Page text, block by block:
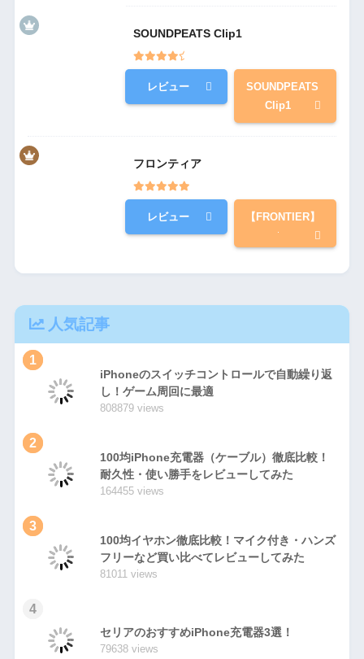
SOUNDPEATS Clip1
レビュー
SOUNDPEATS
Clip1
フロンティア
レビュー 【FRONTIER】
人気記事
1
iPhoneのスイッチコントロールで自動繰り返
し！ゲーム周回に最適
808879 views
2
100均iPhone充電器（ケーブル）徹底比較！
耐久性・使い勝手をレビューしてみた
164455 views
3
100均イヤホン徹底比較！マイク付き・ハンズ
フリーなど買い比べてレビューしてみた
81011 views
4
セリアのおすすめiPhone充電器3選！
79638 views